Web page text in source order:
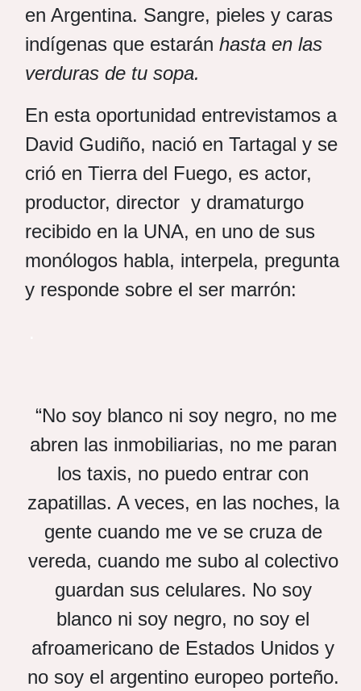
en Argentina. Sangre, pieles y caras
indígenas que estarán hasta en las
verduras de tu sopa.
En esta oportunidad entrevistamos a
David Gudiño, nació en Tartagal y se
crió en Tierra del Fuego, es actor,
productor, director y dramaturgo
recibido en la UNA, en uno de sus
monólogos habla, interpela, pregunta
y responde sobre el ser marrón:
“No soy blanco ni soy negro, no me
abren las inmobiliarias, no me paran
los taxis, no puedo entrar con
zapatillas. A veces, en las noches, la
gente cuando me ve se cruza de
vereda, cuando me subo al colectivo
guardan sus celulares. No soy
blanco ni soy negro, no soy el
afroamericano de Estados Unidos y
no soy el argentino europeo porteño.